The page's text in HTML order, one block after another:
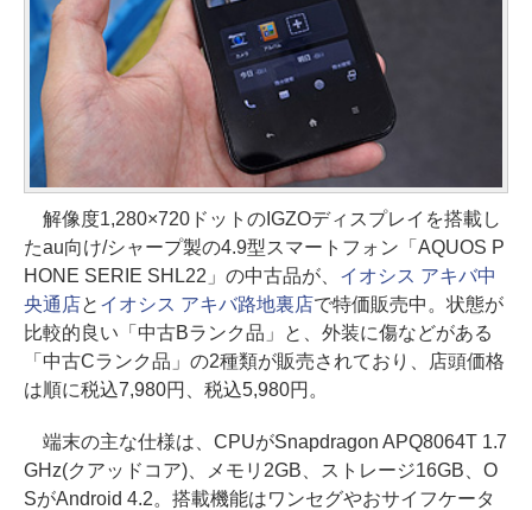
解像度1,280×720ドットのIGZOディスプレイを搭載し
たau向け/シャープ製の4.9型スマートフォン「AQUOS P
HONE SERIE SHL22」の中古品が、 イオシス アキバ中
央通店と イオシス アキバ路地裏店で特価販売中。状態が
比較的良い「中古Bランク品」と、外装に傷などがある
「中古Cランク品」の2種類が販売されており、店頭価格
は順に税込7,980円、税込5,980円。
端末の主な仕様は、CPUがSnapdragon APQ8064T 1.7
GHz(クアッドコア)、メモリ2GB、ストレージ16GB、O
SがAndroid 4.2。搭載機能はワンセグやおサイフケータ